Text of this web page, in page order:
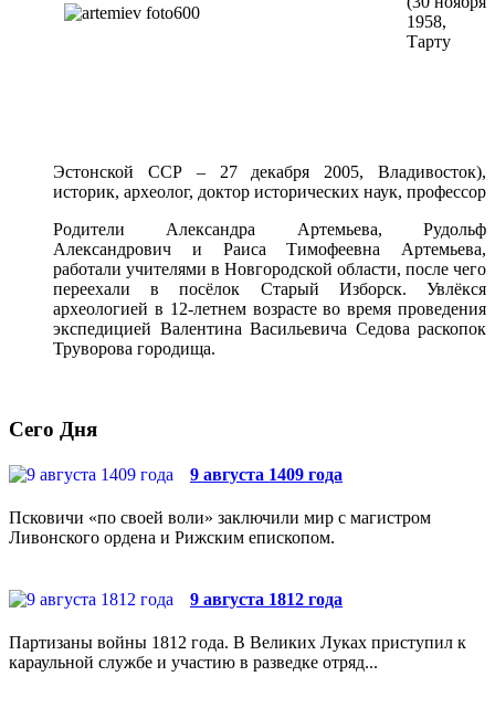
1958,
Тарту
Эстонской ССР – 27 декабря 2005, Владивосток),
историк, археолог, доктор исторических наук, профессор
Родители Александра Артемьева, Рудольф
Александрович и Раиса Тимофеевна Артемьева,
работали учителями в Новгородской области, после чего
переехали в посёлок Старый Изборск. Увлёкся
археологией в 12-летнем возрасте во время проведения
экспедицией Валентина Васильевича Седова раскопок
Труворова городища.
Сего Дня
9 августа 1409 года
Псковичи «по своей воли» заключили мир с магистром
Ливонского ордена и Рижским епископом.
9 августа 1812 года
Партизаны войны 1812 года. В Великих Луках приступил к
караульной службе и участию в разведке отряд...